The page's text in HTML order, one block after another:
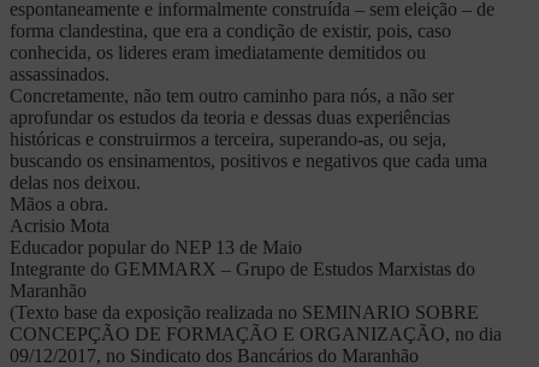
espontaneamente e informalmente construída – sem eleição – de
forma clandestina, que era a condição de existir, pois, caso
conhecida, os lideres eram imediatamente demitidos ou
assassinados.
Concretamente, não tem outro caminho para nós, a não ser
aprofundar os estudos da teoria e dessas duas experiências
históricas e construirmos a terceira, superando-as, ou seja,
buscando os ensinamentos, positivos e negativos que cada uma
delas nos deixou.
Mãos a obra.
Acrisio Mota
Educador popular do NEP 13 de Maio
Integrante do GEMMARX – Grupo de Estudos Marxistas do
Maranhão
(Texto base da exposição realizada no SEMINARIO SOBRE
CONCEPÇÃO DE FORMAÇÃO E ORGANIZAÇÃO, no dia
09/12/2017, no Sindicato dos Bancários do Maranhão